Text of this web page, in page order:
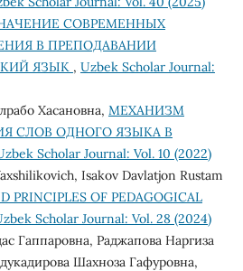
СОВРЕМЕННЫХ
В ПРЕПОДАВАНИИ
ЯЗЫК , Uzbek Scholar Journal:
Хасановна, МЕХАНИЗМ
СЛОВ ОДНОГО ЯЗЫКА В
Scholar Journal: Vol. 10 (2022)
Isakov Davlatjon Rustam
PRINCIPLES OF PEDAGOGICAL
Scholar Journal: Vol. 28 (2024)
Гаппаровна, Раджапова Наргиза
Шахноза Гафуровна,